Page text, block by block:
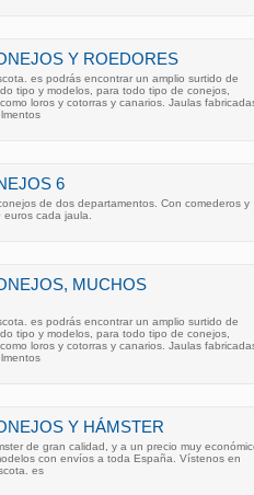
Y ROEDORES
es podrás encontrar un amplio surtido de
tipo y modelos, para todo tipo de conejos,
loros y cotorras y canarios. Jaulas
6
de dos departamentos. Con comederos y
cada jaula.
MUCHOS
es podrás encontrar un amplio surtido de
tipo y modelos, para todo tipo de conejos,
loros y cotorras y canarios. Jaulas
Y HÁMSTER
de gran calidad, y a un precio muy
con envíos a toda España. Vístenos en
es